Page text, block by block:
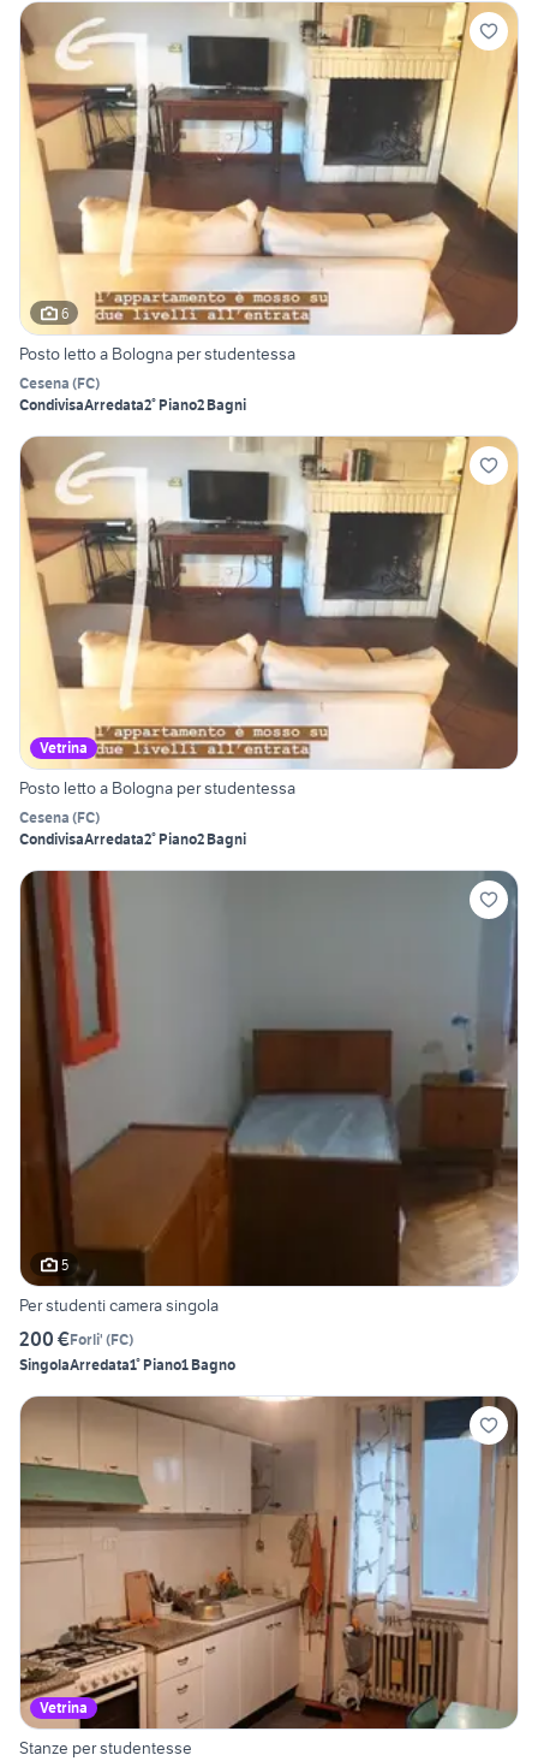
6
Posto letto a Bologna per studentessa
Cesena (FC)
CondivisaArredata2° Piano2 Bagni
Vetrina
Posto letto a Bologna per studentessa
Cesena (FC)
CondivisaArredata2° Piano2 Bagni
5
Per studenti camera singola
200 €Forli' (FC)
SingolaArredata1° Piano1 Bagno
Vetrina
Stanze per studentesse